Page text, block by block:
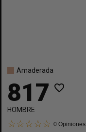
Amaderada
817 favorite_border
HOMBRE
0 Opiniones